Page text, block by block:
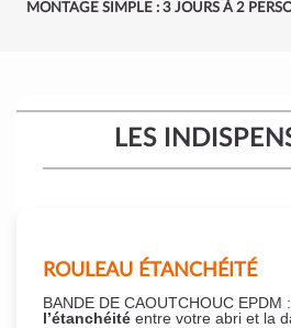
MONTAGE SIMPLE : 3 JOURS À 2
LES
ROULEAU ÉTANCHÉITÉ
BANDE DE CAOUTCHOUC EPDM :
l’étanchéité entre votre abri et la